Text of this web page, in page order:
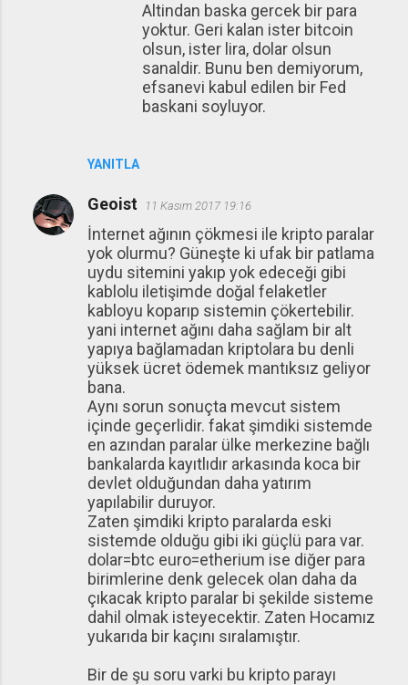
YANITLA
Altindan baska gercek bir para
yoktur. Geri kalan ister bitcoin
olsun, ister lira, dolar olsun
sanaldir. Bunu ben demiyorum,
efsanevi kabul edilen bir Fed
baskani soyluyor.
Geoist 11 Kasım 2017 19:16
İnternet ağının çökmesi ile kripto paralar
yok olurmu? Güneşte ki ufak bir patlama
uydu sitemini yakıp yok edeceği gibi
kablolu iletişimde doğal felaketler
kabloyu koparıp sistemin çökertebilir.
yani internet ağını daha sağlam bir alt
yapıya bağlamadan kriptolara bu denli
yüksek ücret ödemek mantıksız geliyor
bana.
Aynı sorun sonuçta mevcut sistem
içinde geçerlidir. fakat şimdiki sistemde
en azından paralar ülke merkezine bağlı
bankalarda kayıtlıdır arkasında koca bir
devlet olduğundan daha yatırım
yapılabilir duruyor.
Zaten şimdiki kripto paralarda eski
sistemde olduğu gibi iki güçlü para var.
dolar=btc euro=etherium ise diğer para
birimlerine denk gelecek olan daha da
çıkacak kripto paralar bi şekilde sisteme
dahil olmak isteyecektir. Zaten Hocamız
yukarıda bir kaçını sıralamıştır.
Bir de şu soru varki bu kripto parayı